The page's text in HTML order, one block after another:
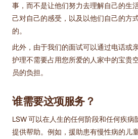
事，而不是让他们努力去理解自己的生
己对自己的感受，以及以他们自己的方
的。
此外，由于我们的面试可以通过电话或
护理不需要占用您所爱的人家中的宝贵
员的负担。
谁需要这项服务？
LSW 可以在人生的任何阶段和任何疾
提供帮助。例如，援助患有慢性病的儿